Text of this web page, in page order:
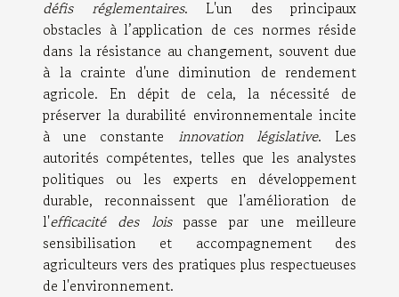
défis réglementaires. L'un des principaux
obstacles à l’application de ces normes réside
dans la résistance au changement, souvent due
à la crainte d'une diminution de rendement
agricole. En dépit de cela, la nécessité de
préserver la durabilité environnementale incite
à une constante innovation législative. Les
autorités compétentes, telles que les analystes
politiques ou les experts en développement
durable, reconnaissent que l'amélioration de
l'efficacité des loispasse par une meilleure
sensibilisation et accompagnement des
agriculteurs vers des pratiques plus respectueuses
de l'environnement.